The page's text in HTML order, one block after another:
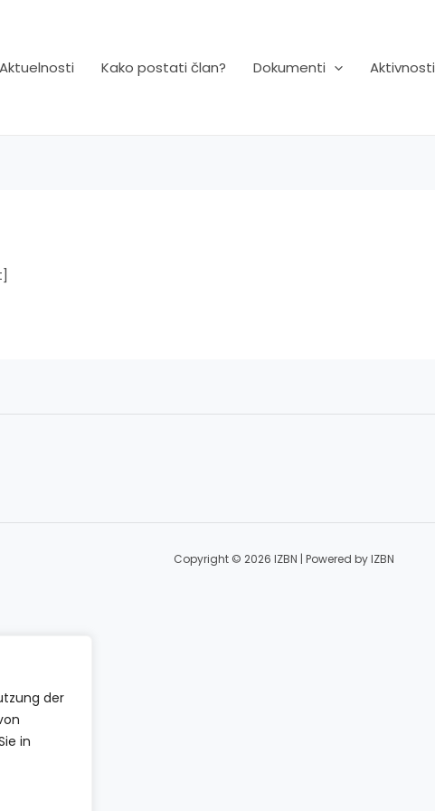
der
in
Aktuelnosti Kako postati član? Dokumenti Aktivnosti
Copyright © 2026 IZBN | Powered by IZBN